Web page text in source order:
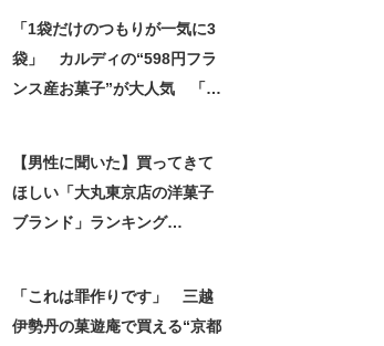
「1袋だけのつもりが一気に3
袋」 カルディの“598円フラ
ンス産お菓子”が大人気 「デ
【男性に聞いた】買ってきて
ほしい「大丸東京店の洋菓子
ブランド」ランキング
「これは罪作りです」 三越
伊勢丹の菓遊庵で買える“京都